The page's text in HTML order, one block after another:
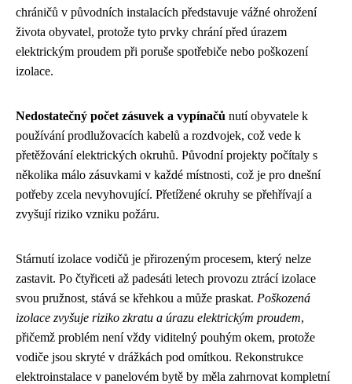
chráničů v původních instalacích představuje vážné ohrožení
života obyvatel, protože tyto prvky chrání před úrazem
elektrickým proudem při poruše spotřebiče nebo poškození
izolace.
Nedostatečný počet zásuvek a vypínačů nutí obyvatele k
používání prodlužovacích kabelů a rozdvojek, což vede k
přetěžování elektrických okruhů. Původní projekty počítaly s
několika málo zásuvkami v každé místnosti, což je pro dnešní
potřeby zcela nevyhovující. Přetížené okruhy se přehřívají a
zvyšují riziko vzniku požáru.
Stárnutí izolace vodičů je přirozeným procesem, který nelze
zastavit. Po čtyřiceti až padesáti letech provozu ztrácí izolace
svou pružnost, stává se křehkou a může praskat. Poškozená
izolace zvyšuje riziko zkratu a úrazu elektrickým proudem,
přičemž problém není vždy viditelný pouhým okem, protože
vodiče jsou skryté v drážkách pod omítkou. Rekonstrukce
elektroinstalace v panelovém bytě by měla zahrnovat kompletní